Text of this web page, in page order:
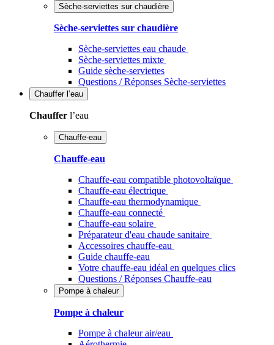
Sèche-serviettes sur chaudière
Sèche-serviettes sur chaudière
Sèche-serviettes eau chaude
Sèche-serviettes mixte
Guide sèche-serviettes
Questions / Réponses Sèche-serviettes
Chauffer l’eau
Chauffer l’eau
Chauffe-eau
Chauffe-eau
Chauffe-eau compatible photovoltaïque
Chauffe-eau électrique
Chauffe-eau thermodynamique
Chauffe-eau connecté
Chauffe-eau solaire
Préparateur d'eau chaude sanitaire
Accessoires chauffe-eau
Guide chauffe-eau
Votre chauffe-eau idéal en quelques clics
Questions / Réponses Chauffe-eau
Pompe à chaleur
Pompe à chaleur
Pompe à chaleur air/eau